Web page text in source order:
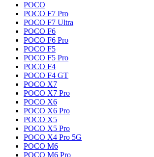
POCO
POCO F7 Pro
POCO F7 Ultra
POCO F6
POCO F6 Pro
POCO F5
POCO F5 Pro
POCO F4
POCO F4 GT
POCO X7
POCO X7 Pro
POCO X6
POCO X6 Pro
POCO X5
POCO X5 Pro
POCO X4 Pro 5G
POCO M6
POCO M6 Pro